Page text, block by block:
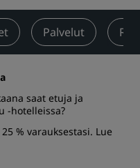
Palvelut
saat etuja ja
-hotelleissa?
% varauksestasi. Lue